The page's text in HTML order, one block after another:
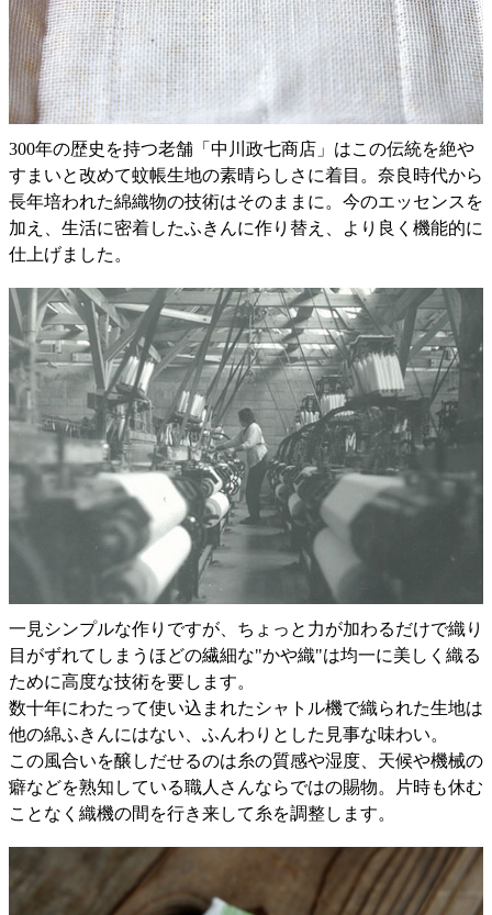
300年の歴史を持つ老舗「中川政七商店」はこの伝統を絶や
すまいと改めて蚊帳生地の素晴らしさに着目。奈良時代から
長年培われた綿織物の技術はそのままに。今のエッセンスを
加え、生活に密着したふきんに作り替え、より良く機能的に
仕上げました。
一見シンプルな作りですが、ちょっと力が加わるだけで織り
目がずれてしまうほどの繊細な"かや織"は均一に美しく織る
ために高度な技術を要します。
数十年にわたって使い込まれたシャトル機で織られた生地は
他の綿ふきんにはない、ふんわりとした見事な味わい。
この風合いを醸しだせるのは糸の質感や湿度、天候や機械の
癖などを熟知している職人さんならではの賜物。片時も休む
ことなく織機の間を行き来して糸を調整します。